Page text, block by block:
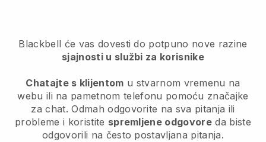
Blackbell će vas dovesti do potpuno nove razine
sjajnosti u službi za korisnike
Chatajte s klijentom u stvarnom vremenu na
webu ili na pametnom telefonu pomoću značajke
za chat. Odmah odgovorite na sva pitanja ili
probleme i koristite spremljene odgovoreda biste
odgovorili na često postavljana pitanja.